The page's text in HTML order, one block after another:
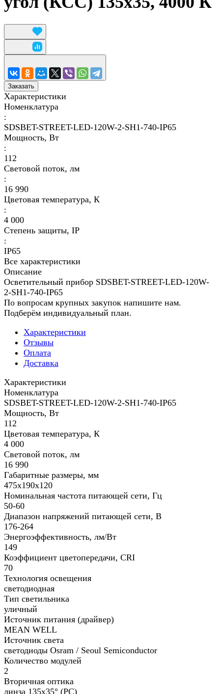
Заказать
Характеристики
Номенклатура
:
SDSBET-STREET-LED-120W-2-SH1-740-IP65
Мощность, Вт
:
112
Световой поток, лм
:
16 990
Цветовая температура, К
:
4 000
Степень защиты, IP
:
IP65
Все характеристики
Описание
Осветительный прибор SDSBET-STREET-LED-120W-
2-SH1-740-IP65
По вопросам крупных закупок напишите нам.
Подберём индивидуальный план.
Характеристики
Отзывы
Оплата
Доставка
Характеристики
Номенклатура
SDSBET-STREET-LED-120W-2-SH1-740-IP65
Мощность, Вт
112
Цветовая температура, К
4 000
Световой поток, лм
16 990
Габаритные размеры, мм
475х190х120
Номинальная частота питающей сети, Гц
50-60
Диапазон напряжений питающей сети, В
176-264
Энергоэффективность, лм/Вт
149
Коэффициент цветопередачи, CRI
70
Технология освещения
светодиодная
Тип светильника
уличный
Источник питания (драйвер)
MEAN WELL
Источник света
светодиоды Osram / Seoul Semiconductor
Количество модулей
2
Вторичная оптика
линза 135x35° (PC)